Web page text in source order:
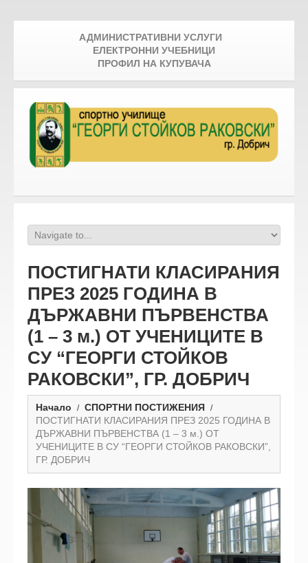
АДМИНИСТРАТИВНИ УСЛУГИ
ЕЛЕКТРОННИ УЧЕБНИЦИ
ПРОФИЛ НА КУПУВАЧА
ПОСТИГНАТИ КЛАСИРАНИЯ
ПРЕЗ 2025 ГОДИНА В
ДЪРЖАВНИ ПЪРВЕНСТВА
(1 – 3 м.) ОТ УЧЕНИЦИТЕ В
СУ “ГЕОРГИ СТОЙКОВ
РАКОВСКИ”, ГР. ДОБРИЧ
Начало
СПОРТНИ ПОСТИЖЕНИЯ
ПОСТИГНАТИ КЛАСИРАНИЯ ПРЕЗ 2025 ГОДИНА В
ДЪРЖАВНИ ПЪРВЕНСТВА (1 – 3 м.) ОТ
УЧЕНИЦИТЕ В СУ “ГЕОРГИ СТОЙКОВ РАКОВСКИ”,
ГР. ДОБРИЧ